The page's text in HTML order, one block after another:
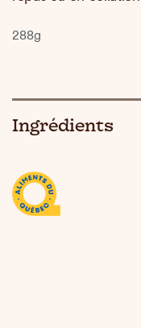
288g
Ingrédients